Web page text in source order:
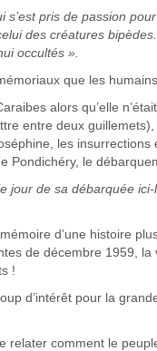
s’est pris de passion
des créatures
occultés ».
que les
alors qu’elle
entre deux
les
Pondichéry, le
jour de sa débarquée
d’une histoire
de décembre 1959,
!
d’intérêt pour la
relater comment le